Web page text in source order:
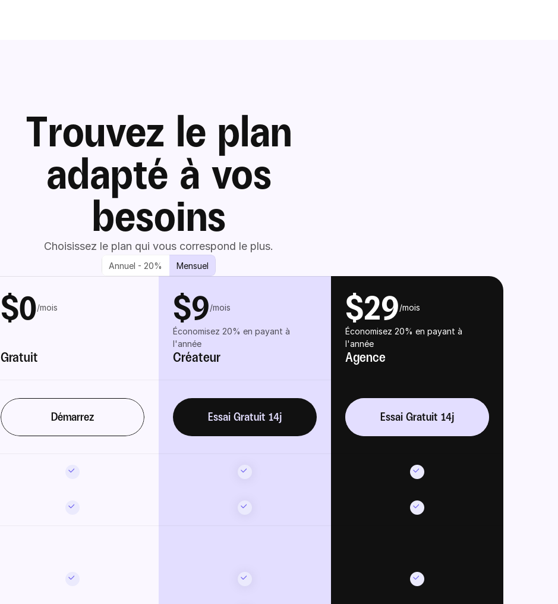
Trouvez le plan
adapté à vos
besoins
Choisissez le plan qui vous correspond le plus.
Annuel - 20% Mensuel
$0/mois
Gratuit
$9/mois
Économisez 20% en payant à
l'année
Créateur
$29/mois
Économisez 20% en payant à
l'année
Agence
Démarrez Essai Gratuit 14j Essai Gratuit 14j